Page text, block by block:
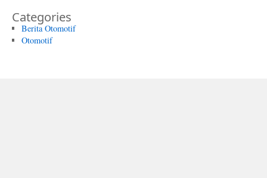
Categories
Berita Otomotif
Otomotif